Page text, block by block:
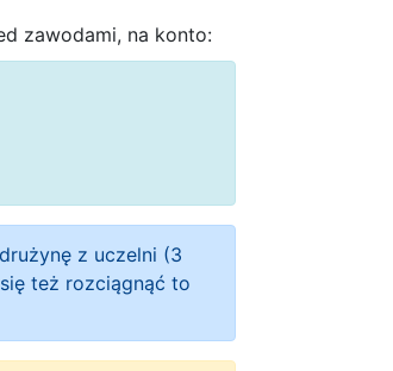
zawodami, na konto:
z uczelni (3
też rozciągnąć to